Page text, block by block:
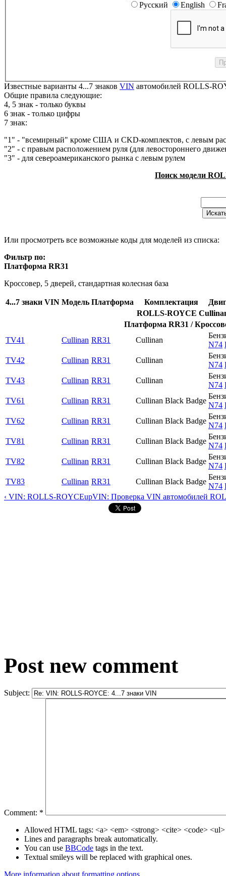
Русский English
Известные варианты 4...7 знаков VIN автомобилей ROLLS-
Общие правила следующие:
4, 5 знак - только буквы
6 знак - только цифры
7 знак:
"1" - "всемирный" кроме США и CKD-комплектов, с левым
"2" - с правым расположением руля (для левостороннего
"3" - для североамериканского рынка с левым рулем
Поиск модели
Или просмотреть все возможные коды для моделей из списка:
Фильтр по:
Платформа RR31
Кроссовер, 5 дверей, стандартная колесная база
4...7 знаки VIN Модель Платформа Комплектация
ROLLS-ROYCE
Платформа RR31 /
TV41
Cullinan RR31 Cullinan
N74
TV42
Cullinan RR31 Cullinan
N74
TV43
Cullinan RR31 Cullinan
N74
TV61
Cullinan RR31 Cullinan Black Badge
N74
TV62
Cullinan RR31 Cullinan Black Badge
N74
TV81
Cullinan RR31 Cullinan Black Badge
N74
TV82
Cullinan RR31 Cullinan Black Badge
N74
TV83
Cullinan RR31 Cullinan Black Badge
N74
‹ VIN: ROLLS-ROYCEupVIN: Проверка VIN автомобилей
Post new comment
Subject:
Comment: *
Allowed HTML tags: <a> <em> <strong> <cite> <code>
Lines and paragraphs break automatically.
You can use BBCode tags in the text.
Textual smileys will be replaced with graphical ones.
More information about formatting options